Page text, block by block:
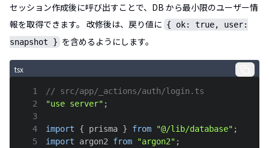
セッション作成後に呼び出すことで、DB から最小限のユーザー情
報を取得できます。 改修後は、戻り値に { ok: true, user:
snapshot } を含めるようにします。
tsx
1
// src/app/_actions/auth/login.ts
2
"use server" ;
3
4
import { prisma } from "@/lib/database" ;
5
import argon2 from "argon2" ;